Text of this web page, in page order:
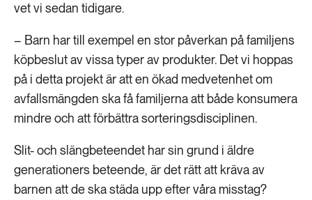
vet vi sedan tidigare.
– Barn har till exempel en stor påverkan på familjens
köpbeslut av vissa typer av produkter. Det vi hoppas
på i detta projekt är att en ökad medvetenhet om
avfallsmängden ska få familjerna att både konsumera
mindre och att förbättra sorteringsdisciplinen.
Slit- och slängbeteendet har sin grund i äldre
generationers beteende, är det rätt att kräva av
barnen att de ska städa upp efter våra misstag?